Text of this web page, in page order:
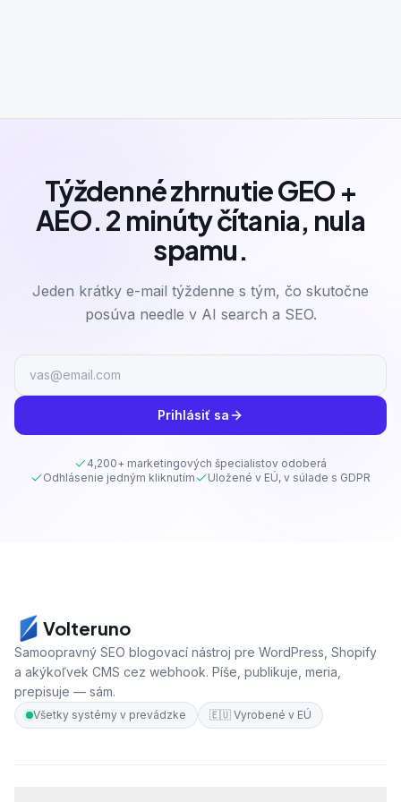
Týždenné zhrnutie GEO +
AEO. 2 minúty čítania, nula
spamu.
Jeden krátky e-mail týždenne s tým, čo skutočne
posúva needle v AI search a SEO.
Prihlásiť sa
4,200+ marketingových špecialistov odoberá
Odhlásenie jedným kliknutím
Uložené v EÚ, v súlade s GDPR
Volteruno
Samoopravný SEO blogovací nástroj pre WordPress, Shopify
a akýkoľvek CMS cez webhook. Píše, publikuje, meria,
prepisuje — sám.
Všetky systémy v prevádzke 🇪🇺 Vyrobené v EÚ